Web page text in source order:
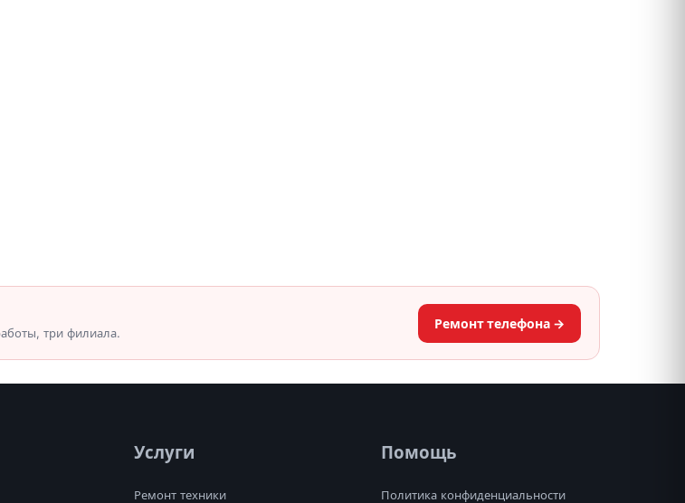
три филиала.
Ремонт телефона →
Услуги
Ремонт техники
Помощь
Политика конфиденциальности